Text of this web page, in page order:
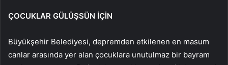
ÇOCUKLAR GÜLÜŞSÜN İÇİN
Büyükşehir Belediyesi, depremden etkilenen en masum
canlar arasında yer alan çocuklara unutulmaz bir bayram